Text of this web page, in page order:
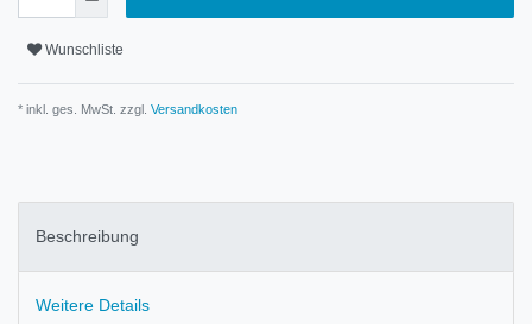
Wunschliste
* inkl. ges. MwSt. zzgl. Versandkosten
Beschreibung
Weitere Details